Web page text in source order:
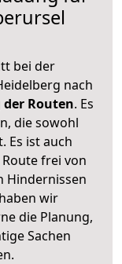
bei der
nach
Routen. Es
die sowohl
Es ist auch
frei von
Hindernissen
wir
die Planung,
Sachen